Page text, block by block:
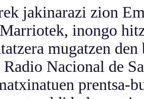
zion
inongo
mugatzen
Nacional de
prentsa-